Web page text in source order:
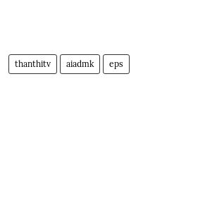
thanthitv aiadmk eps